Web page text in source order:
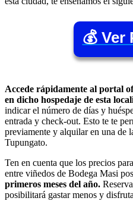
💰 Ver
Accede rápidamente al portal
en dicho hospedaje de esta
indicar el número de días y
entrada y check-out. Esto te te
previamente y alquilar en una de
Tupungato.
Ten en cuenta que los precios
entre viñedos de Bodega Masi
primeros meses del año.
posibilitará gastar menos y